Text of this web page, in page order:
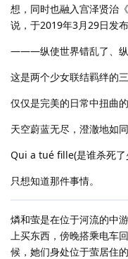
想，同时也融入宫泽贤治
说，于2019年3月29日发布
―――纵使世界错乱了、
这是两个少女联结羁绊的三
仅仅是完美的日常中扭曲的
天空蔚蓝无尽，澄澈地如同
Qui a tué fille(是谁杀死了
只想知道那件事情。
燐和萤是在位于河流的中
上买东西，傍晚搭乘电车
候，她们身处位于萤居住